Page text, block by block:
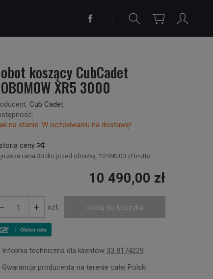
koszący CubCadet
XR5 3000
Cub Cadet
na stanie. W oczekiwaniu na dostawę!
ceny
cena 30 dni przed obniżką: 10 990,00 zł brutto
10 490,00 zł
szt. dodaj do koszyka
Infolinia techniczna dla klientów 33 8174229
Gwarancja producenta na terenie całej Polski